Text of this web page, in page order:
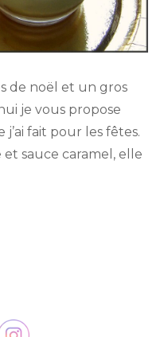
de noël et un gros
je vous propose
fait pour les fêtes.
et sauce caramel, elle